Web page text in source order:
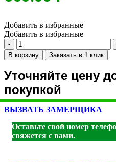
Добавить в избранные
Добавить в избранные
Количество
товара
Плинтус
П-22
-
Агат
В корзину Заказать в 1 клик
Уточняйте цену
покупкой
ВЫЗВАТЬ ЗАМЕРЩИКА
Оставьте свой номер
свяжется с вами.